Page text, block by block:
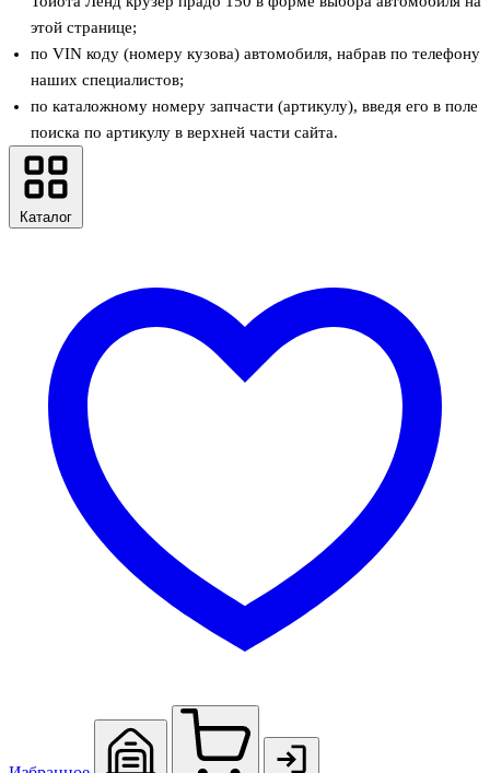
этой странице;
по VIN коду (номеру кузова) автомобиля, набрав по телефону
наших специалистов;
по каталожному номеру запчасти (артикулу), введя его в поле
поиска по артикулу в верхней части сайта.
Каталог